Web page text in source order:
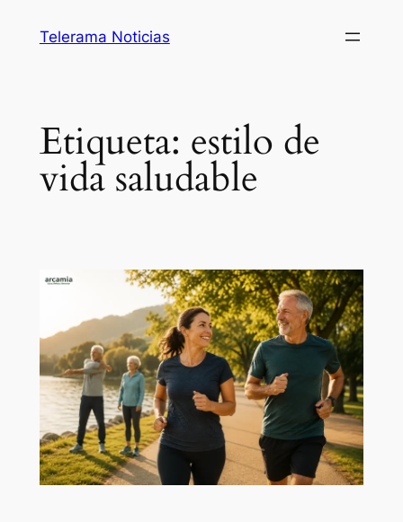
Telerama Noticias
Etiqueta: estilo de
vida saludable